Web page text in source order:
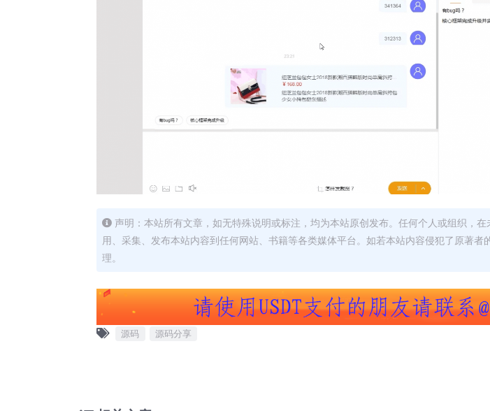
声明：本站所有文章，如无特殊说明或标注，均为本站原创发布。任何个人或组织，
用、采集、发布本站内容到任何网站、书籍等各类媒体平台。如若本站内容侵犯了原著者
理。
源码 源码分享